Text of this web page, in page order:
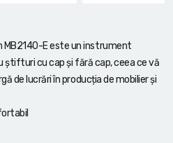
E este un instrument
cu cap și fără cap, ceea ce vă
de lucrări în producția de mobilier și